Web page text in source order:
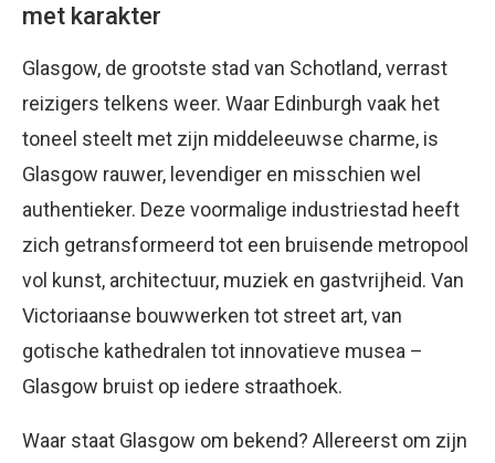
met karakter
Glasgow, de grootste stad van Schotland, verrast
reizigers telkens weer. Waar Edinburgh vaak het
toneel steelt met zijn middeleeuwse charme, is
Glasgow rauwer, levendiger en misschien wel
authentieker. Deze voormalige industriestad heeft
zich getransformeerd tot een bruisende metropool
vol kunst, architectuur, muziek en gastvrijheid. Van
Victoriaanse bouwwerken tot street art, van
gotische kathedralen tot innovatieve musea –
Glasgow bruist op iedere straathoek.
Waar staat Glasgow om bekend? Allereerst om zijn